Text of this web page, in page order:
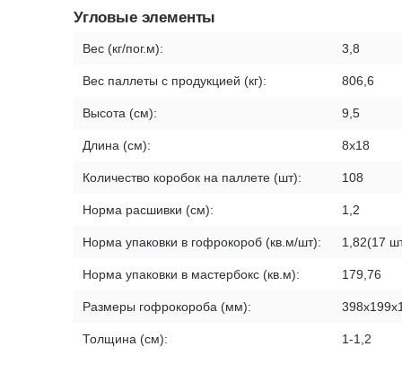
Угловые элементы
Вес (кг/пог.м): 3,8
Вес паллеты с продукцией (кг): 806,6
Высота (см): 9,5
Длина (см): 8х18
Количество коробок на паллете (шт): 108
Норма расшивки (см): 1,2
Норма упаковки в гофрокороб (кв.м/шт): 1,82(17
Норма упаковки в мастербокс (кв.м): 179,76
Размеры гофрокороба (мм):
Толщина (см): 1-1,2